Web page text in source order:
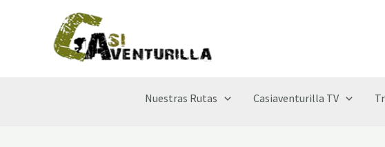
Nuestras Rutas Casiaventurilla TV